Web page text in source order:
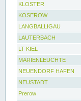
KLOSTER
KOSEROW
LANGBALLIGAU
LAUTERBACH
LT KIEL
MARIENLEUCHTE
NEUENDORF HAFEN
NEUSTADT
Prerow